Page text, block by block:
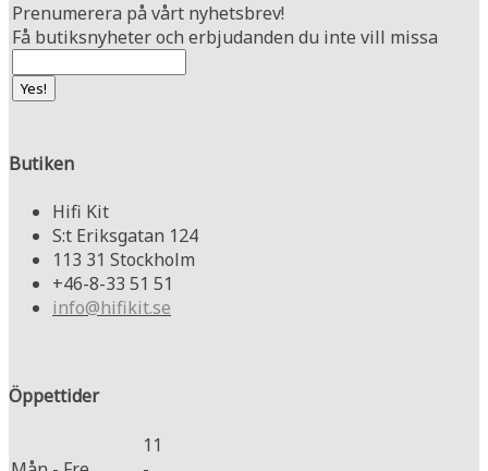
Prenumerera på vårt nyhetsbrev!
Få butiksnyheter och erbjudanden du inte vill missa
Butiken
Hifi Kit
S:t Eriksgatan 124
113 31 Stockholm
+46-8-33 51 51
info@hifikit.se
Öppettider
11